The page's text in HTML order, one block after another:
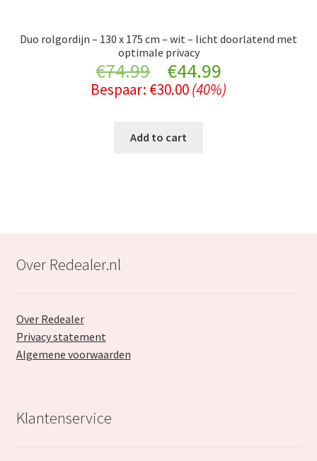
Duo rolgordijn – 130 x 175 cm – wit – licht doorlatend met
optimale privacy
€74.99
Original
price
was:
€44.99Current
price
Bespaar: €30.00(40%)
Add to cart
Over Redealer.nl
Over Redealer
Privacy statement
Algemene voorwaarden
Klantenservice